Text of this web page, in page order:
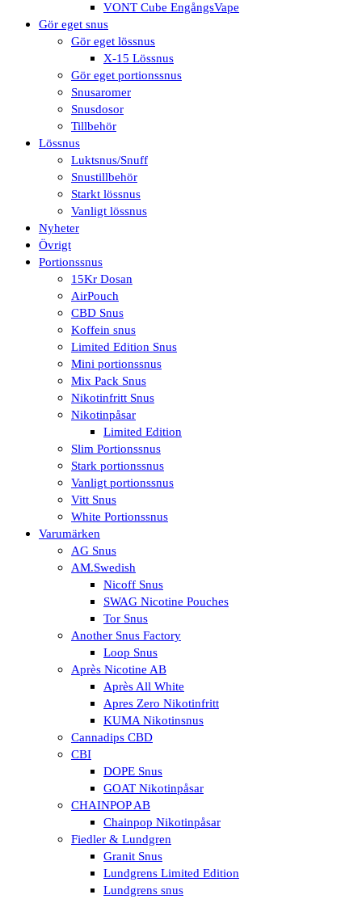
VONT Cube EngångsVape
Gör eget snus
Gör eget lössnus
X-15 Lössnus
Gör eget portionssnus
Snusaromer
Snusdosor
Tillbehör
Lössnus
Luktsnus/Snuff
Snustillbehör
Starkt lössnus
Vanligt lössnus
Nyheter
Övrigt
Portionssnus
15Kr Dosan
AirPouch
CBD Snus
Koffein snus
Limited Edition Snus
Mini portionssnus
Mix Pack Snus
Nikotinfritt Snus
Nikotinpåsar
Limited Edition
Slim Portionssnus
Stark portionssnus
Vanligt portionssnus
Vitt Snus
White Portionssnus
Varumärken
AG Snus
AM.Swedish
Nicoff Snus
SWAG Nicotine Pouches
Tor Snus
Another Snus Factory
Loop Snus
Après Nicotine AB
Après All White
Apres Zero Nikotinfritt
KUMA Nikotinsnus
Cannadips CBD
CBI
DOPE Snus
GOAT Nikotinpåsar
CHAINPOP AB
Chainpop Nikotinpåsar
Fiedler & Lundgren
Granit Snus
Lundgrens Limited Edition
Lundgrens snus